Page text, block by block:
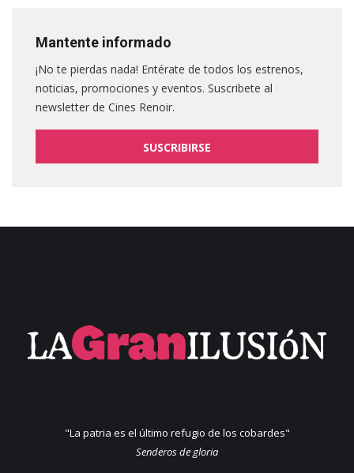
Mantente informado
¡No te pierdas nada! Entérate de todos los estrenos,
noticias, promociones y eventos. Suscribete al
newsletter de Cines Renoir.
SUSCRIBIRSE
"La patria es el último refugio de los cobardes"
Senderos de gloria